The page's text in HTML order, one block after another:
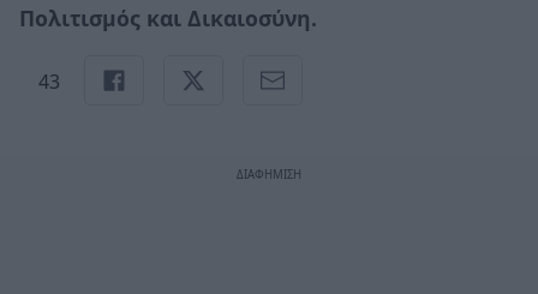
Πολιτισμός και Δικαιοσύνη.
43